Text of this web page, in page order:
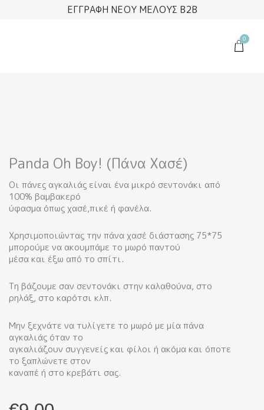
ΕΓΓΡΑΦΗ ΝΕΟΥ ΜΕΛΟΥΣ B2B
0
Cart
Panda Oh Boy! (Πάνα Χασέ)
Οι πάνες αγκαλιάς είναι ένα μικρό σεντονάκι από
100% βαμβακερό
ύφασμα όπως χασέ,πικέ ή φανέλα.
Χρησιμοποιώντας την πάνα χασέ διάστασης 75*75
μπορούμε να ακουμπάμε το μωρό παντού
μέσα και έξω από το σπίτι.
Τη βάζουμε σαν σεντονάκι στην καλαθούνα, στο
ρηλάξ, στο καρότσι κλπ.
Μην ξεχνάτε να τυλίγετε το μωρό με μία πάνα
αγκαλιάς όταν το
αγκαλιάζουν συγγενείς και φίλοι ή ακόμα και όποτε
το ξαπλώνετε στον
καναπέ ή στο κρεβάτι σας.